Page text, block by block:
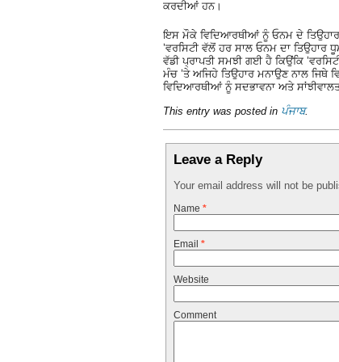
ਕਰਦੀਆਂ ਹਨ।
ਇਸ ਮੌਕੇ ਵਿਦਿਆਰਥੀਆਂ ਨੂੰ ਓਨਮ ਦੇ ਤਿਉਹਾਰ
’ਵਰਸਿਟੀ ਵੱਲੋਂ ਹਰ ਸਾਲ ਓਨਮ ਦਾ ਤਿਉਹਾਰ
ਵੱਡੀ ਪ੍ਰਾਪਤੀ ਸਮਝੀ ਗਈ ਹੈ ਕਿਉਂਕਿ
ਮੰਚ ’ਤੇ ਅਜਿਹੇ ਤਿਉਹਾਰ ਮਨਾਉਣ ਨਾਲ
ਵਿਦਿਆਰਥੀਆਂ ਨੂੰ ਸਦਭਾਵਨਾ ਅਤੇ
This entry was posted in ਪੰਜਾਬ.
Leave a Reply
Your email address will not be
Name *
Email *
Website
Comment